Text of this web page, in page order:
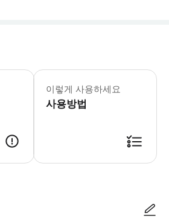
* 소요시간 : 45분-60분 (옵션에 따라
이렇게 사용하세요
사용방법